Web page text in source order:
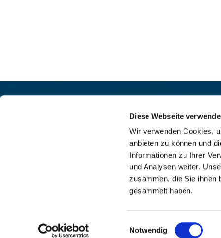
Diese Webseite
Wir verwenden Cookies,
anbieten zu können und
Informationen zu Ihrer
und Analysen weiter.
zusammen, die Sie ihnen
gesammelt haben.
Einwilligungsauswahl
Notwendig


